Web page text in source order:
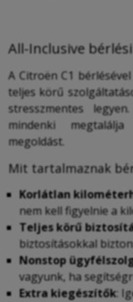
All-Inclusive
A Citroën C1
teljes körű
stresszmentes
mindenki
megoldást.
Mit tartalmaznak
Korlátlan
nem kell figyelnie a
Teljes körű
biztosításokkal
Nonstop
vagyunk, ha
Extra kiegészítők: